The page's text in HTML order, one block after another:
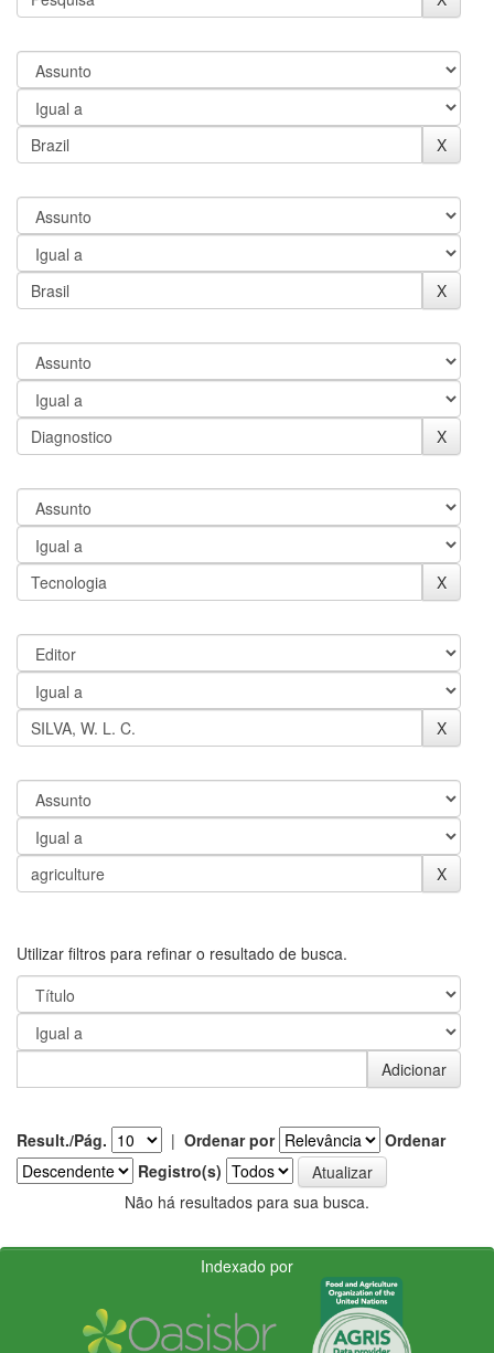
Utilizar filtros para refinar o resultado de busca.
Result./Pág. | Ordenar por
Ordenar
Registro(s)
Não há resultados para sua busca.
Indexado por